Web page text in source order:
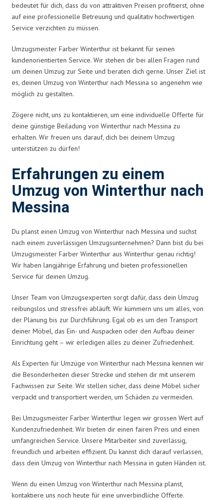
bedeutet für dich, dass du von attraktiven Preisen profitierst, ohne
auf eine professionelle Betreuung und qualitativ hochwertigen
Service verzichten zu müssen.
Umzugsmeister Farber Winterthur ist bekannt für seinen
kundenorientierten Service. Wir stehen dir bei allen Fragen rund
um deinen Umzug zur Seite und beraten dich gerne. Unser Ziel ist
es, deinen Umzug von Winterthur nach Messina so angenehm wie
möglich zu gestalten.
Zögere nicht, uns zu kontaktieren, um eine individuelle Offerte für
deine günstige Beiladung von Winterthur nach Messina zu
erhalten. Wir freuen uns darauf, dich bei deinem Umzug
unterstützen zu dürfen!
Erfahrungen zu einem
Umzug von Winterthur nach
Messina
Du planst einen Umzug von Winterthur nach Messina und suchst
nach einem zuverlässigen Umzugsunternehmen? Dann bist du bei
Umzugsmeister Farber Winterthur aus Winterthur genau richtig!
Wir haben langjährige Erfahrung und bieten professionellen
Service für deinen Umzug.
Unser Team von Umzugsexperten sorgt dafür, dass dein Umzug
reibungslos und stressfrei abläuft. Wir kümmern uns um alles, von
der Planung bis zur Durchführung. Egal ob es um den Transport
deiner Möbel, das Ein- und Auspacken oder den Aufbau deiner
Einrichtung geht – wir erledigen alles zu deiner Zufriedenheit.
Als Experten für Umzüge von Winterthur nach Messina kennen wir
die Besonderheiten dieser Strecke und stehen dir mit unserem
Fachwissen zur Seite. Wir stellen sicher, dass deine Möbel sicher
verpackt und transportiert werden, um Schäden zu vermeiden.
Bei Umzugsmeister Farber Winterthur legen wir grossen Wert auf
Kundenzufriedenheit. Wir bieten dir einen fairen Preis und einen
umfangreichen Service. Unsere Mitarbeiter sind zuverlässig,
freundlich und arbeiten effizient. Du kannst dich darauf verlassen,
dass dein Umzug von Winterthur nach Messina in guten Händen ist.
Wenn du einen Umzug von Winterthur nach Messina planst,
kontaktiere uns noch heute für eine unverbindliche Offerte.